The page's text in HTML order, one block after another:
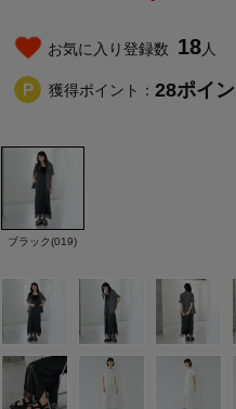
お気に入り登録数 18人
獲得ポイント： 28ポイ
ブラック(019)